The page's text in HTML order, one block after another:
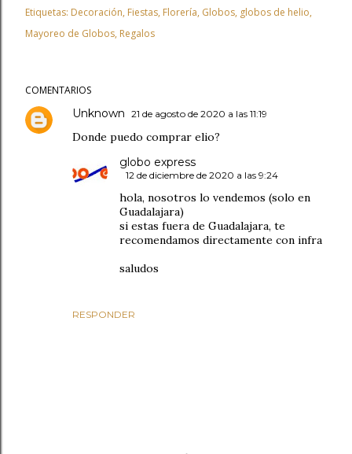
Etiquetas: Decoración Fiestas Florería Globos globos de helio
Mayoreo de Globos Regalos
COMENTARIOS
Unknown 21 de agosto de 2020 a las 11:19
Donde puedo comprar elio?
RESPONDER
globo express
12 de diciembre de 2020 a las 9:24
hola, nosotros lo vendemos (solo en
Guadalajara)
si estas fuera de Guadalajara, te
recomendamos directamente con infra
saludos